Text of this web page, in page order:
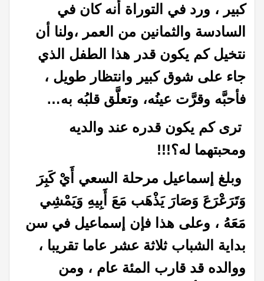
كبير ، ورد في التوراة أنه كان في
السادسة والثمانين من العمر ،ولنا أن
نتخيل كم يكون قدر هذا الطفل الذي
جاء على شوق كبير وانتظار طويل ،
فأحبَّه وقرَّت عينُه، وتعلَّق قلبُه به…
ترى كم يكون قدره عند والديه
ومحبتهما له؟!!!
وبلغ إسماعيل مرحلة السعي أَيْ كَبِرَ
وَتَرَعْرَعَ وَصَارَ يَذْهَب مَعَ أَبِيهِ وَيَمْشِي
مَعَهُ ، وعلى هذا فإن إسماعيل في سن
بداية الشباب ثلاثة عشر عاما تقريبا ،
ووالده قد قارب المئة عام ، ومن